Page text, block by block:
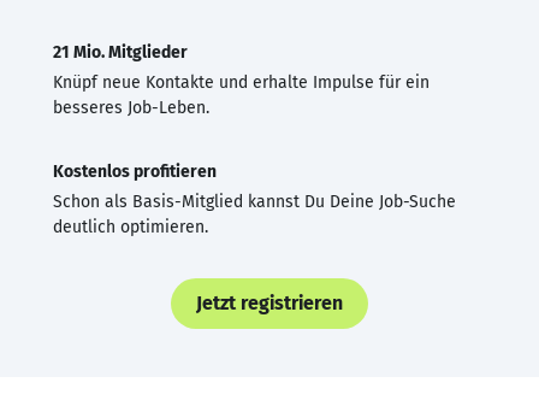
21 Mio. Mitglieder
Knüpf neue Kontakte und erhalte Impulse für ein
besseres Job-Leben.
Kostenlos profitieren
Schon als Basis-Mitglied kannst Du Deine Job-Suche
deutlich optimieren.
Jetzt registrieren